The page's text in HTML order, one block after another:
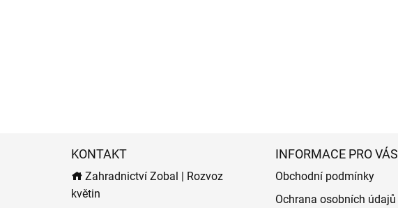
KONTAKT
Zahradnictví Zobal | Rozvoz
květin
INFORMACE PRO VÁS
Obchodní podmínky
Ochrana osobních údajů